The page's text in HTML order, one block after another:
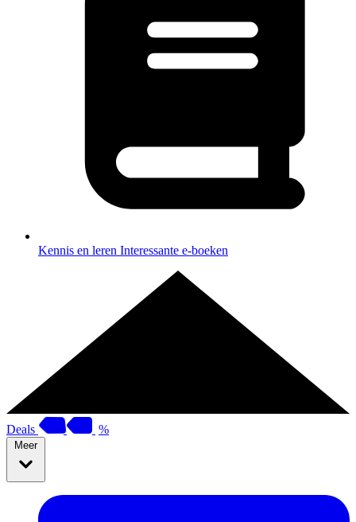
Kennis en leren Interessante e-boeken
Deals %
Meer